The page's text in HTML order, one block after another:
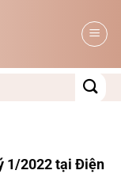
1/2022 tại Điện